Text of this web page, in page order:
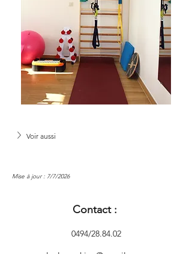
Voir aussi
Mise à jour : 7/7/2026
Contact :
0494/28.84.02